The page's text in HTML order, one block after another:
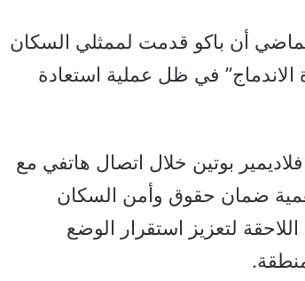
أن باكو قدمت لممثلي السكان
الاندماج” في ظل عملية استعادة
بوتين خلال اتصال هاتفي مع
ضمان حقوق وأمن السكان
لتعزيز استقرار الوضع